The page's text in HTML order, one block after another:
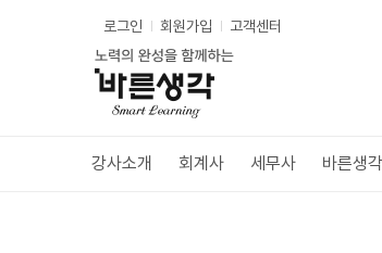
로그인 회원가입 고객센터
바
른
각
강사소개 회계사 세무사 바른생